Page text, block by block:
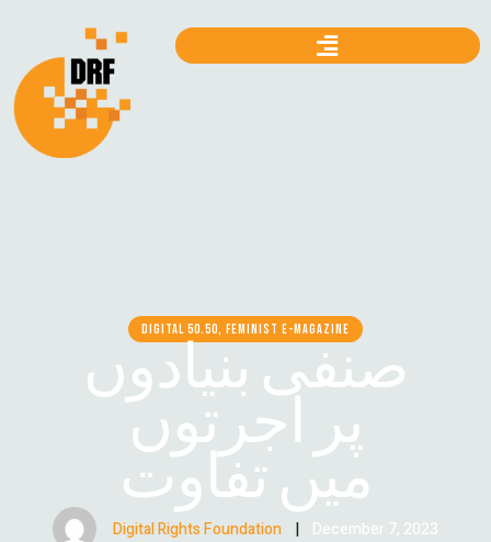
DIGITAL 50.50, FEMINIST E-MAGAZINE
صنفی بنیادوں
پر اجرتوں
میں تفاوت
Digital Rights Foundation | December 7, 2023